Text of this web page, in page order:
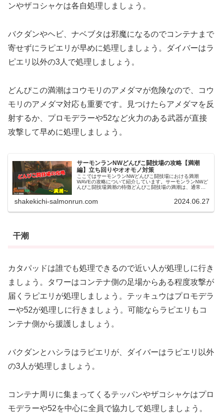
ンやザコシャケは各自処理しましょう。
バクダンやヘビ、ナベブタは邪魔になるのでコンテナまで
寄せずにラピエリが早めに処理しましょう。ダイバーはラ
ピエリ以外の3人で処理しましょう。
どんぴこの満潮はコウモリのアメダマが危険なので、コウ
モリのアメダマ対応も重要です。見つけたらアメダマを反
射するか、プロモデラーや52など火力のある武器が直接
攻撃して早めに処理しましょう。
サーモンランNWどんぴこ闘技場の攻略【満潮
編】立ち回りやオオモノ対策
ここではサーモンランNWどんぴこ闘技場における満潮
WAVEの攻略について紹介しています。サーモンランNWど
んぴこ闘技場満潮の特徴どんぴこ闘技場の満潮は、通常潮
shakekichi-salmonrun.com 2024.06.27
干潮
カタパッドは誰でも処理できるので近い人が処理しに行き
ましょう。タワーはコンテナ側の足場からある程度攻撃が
届くラピエリが処理しましょう。テッキュウはプロモデラ
ーや52が処理しに行きましょう。可能ならラピエリもコ
ンテナ側から援護しましょう。
バクダンとハシラはラピエリが、ダイバーはラピエリ以外
の3人が処理しましょう。
コンテナ周りに集まってくるテッパンやザコシャケはプロ
モデラーや52を中心に全員で協力して処理しましょう。